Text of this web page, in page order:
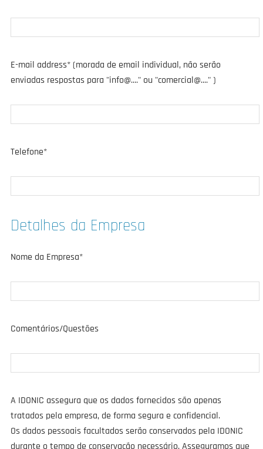
E-mail address* (morada de email individual, não serão
enviadas respostas para "info@...." ou "comercial@...." )
Telefone*
Detalhes da Empresa
Nome da Empresa*
Comentários/Questões
A IDONIC assegura que os dados fornecidos são apenas
tratados pela empresa, de forma segura e confidencial.
Os dados pessoais facultados serão conservados pela IDONIC
durante o tempo de conservação necessário. Asseguramos que